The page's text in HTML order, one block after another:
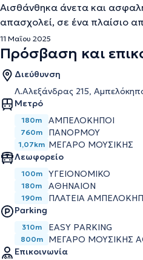
Αισθάνθηκα άνετα και
απασχολεί, σε ένα πλαίσιο
11 Μαΐου 2025
Πρόσβαση και
Διεύθυνση
Λ.Αλεξάνδρας 215,
Μετρό
180m ΑΜΠΕΛΌΚΗΠΟΙ
760m ΠΑΝΌΡΜΟΥ
1,07km ΜΈΓΑΡΟ ΜΟΥΣΙΚΉΣ
Λεωφορείο
100m ΥΓΕΙΟΝΟΜΙΚΟ
180m ΑΘΗΝΑΙΟΝ
190m
ΠΛΑΤΕΙΑ
Parking
310m EASY PARKING
800m
ΜΕΓΆΡΟ ΜΟΥΣΙΚΉΣ
Επικοινωνία